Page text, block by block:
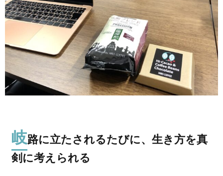
岐路に立たされるたびに、生き方を真
剣に考えられる